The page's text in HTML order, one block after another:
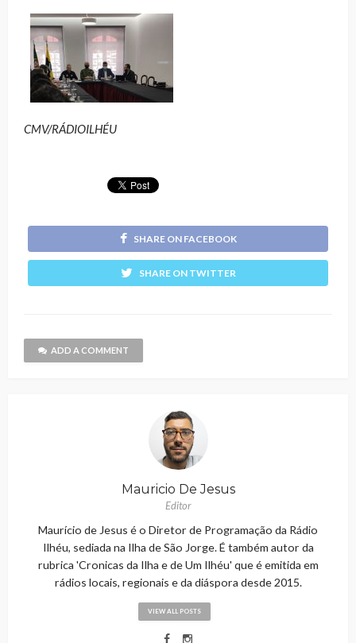
CMV/RÁDIOILHÉU
SHARE ON FACEBOOK
SHARE ON TWITTER
ADD A COMMENT
Mauricio De Jesus
Editor
Maurício de Jesus é o Diretor de Programação da Rádio
Ilhéu, sediada na Ilha de São Jorge. É também autor da
rubrica 'Cronicas da Ilha e de Um Ilhéu' que é emitida em
rádios locais, regionais e da diáspora desde 2015.
VIEW ALL POSTS